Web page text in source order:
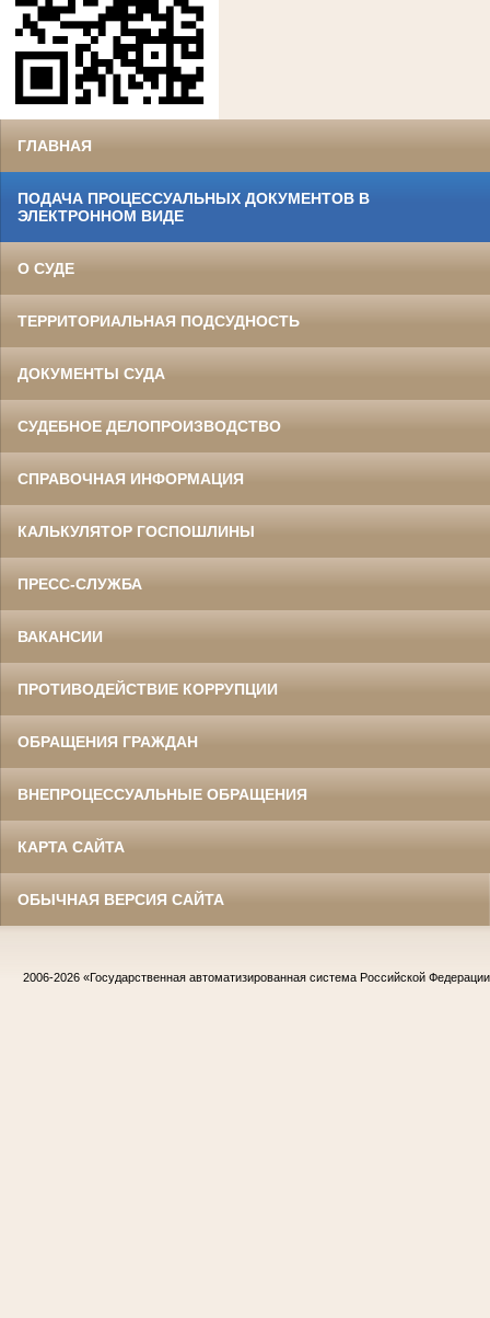
ГЛАВНАЯ
ПОДАЧА ПРОЦЕССУАЛЬНЫХ ДОКУМЕНТОВ В
ЭЛЕКТРОННОМ ВИДЕ
О СУДЕ
ТЕРРИТОРИАЛЬНАЯ ПОДСУДНОСТЬ
ДОКУМЕНТЫ СУДА
СУДЕБНОЕ ДЕЛОПРОИЗВОДСТВО
СПРАВОЧНАЯ ИНФОРМАЦИЯ
КАЛЬКУЛЯТОР ГОСПОШЛИНЫ
ПРЕСС-СЛУЖБА
ВАКАНСИИ
ПРОТИВОДЕЙСТВИЕ КОРРУПЦИИ
ОБРАЩЕНИЯ ГРАЖДАН
ВНЕПРОЦЕССУАЛЬНЫЕ ОБРАЩЕНИЯ
КАРТА САЙТА
ОБЫЧНАЯ ВЕРСИЯ САЙТА
2006-2026 «Государственная автоматизированная система Российской